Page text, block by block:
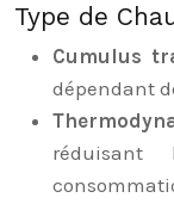
Type de
Cumulus
dépendant